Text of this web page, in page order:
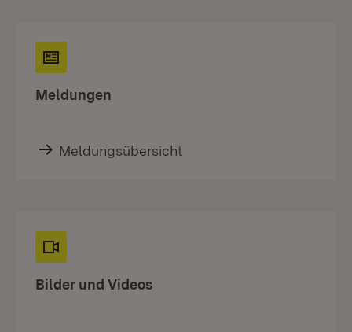
Meldungen
Meldungsübersicht
Bilder und Videos